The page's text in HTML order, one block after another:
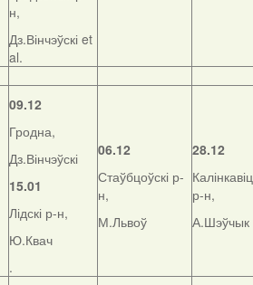
н,
Дз.Вінчэўскі et
al.
09.12
Гродна,
Дз.Вінчэўскі
15.01
Лідскі р-н,
Ю.Квач
.
06.12
Стаўбцоўскі р-
н,
М.Львоў
28.12
р-н,
А.Шэўчык